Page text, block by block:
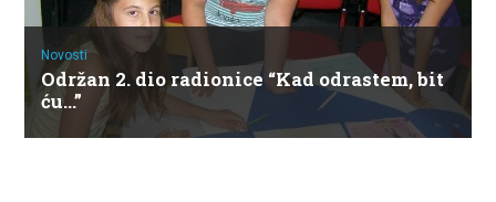
Novosti
Održan 2. dio radionice “Kad odrastem, bit
ću…”